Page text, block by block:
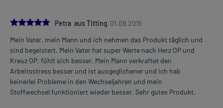
5.0
Petra aus Titting 01.09.2015
Mein Vater, mein Mann und ich nehmen das Produkt täglich und
sind begeistert. Mein Vater hat super Werte nach Herz OP und
Kreuz OP, fühlt sich besser. Mein Mann verkraftet den
Arbeitsstress besser und ist ausgeglichener und ich hab
keinerlei Probleme in den Wechseljahren und mein
Stoffwechsel funktioniert wieder besser. Sehr gutes Produkt.